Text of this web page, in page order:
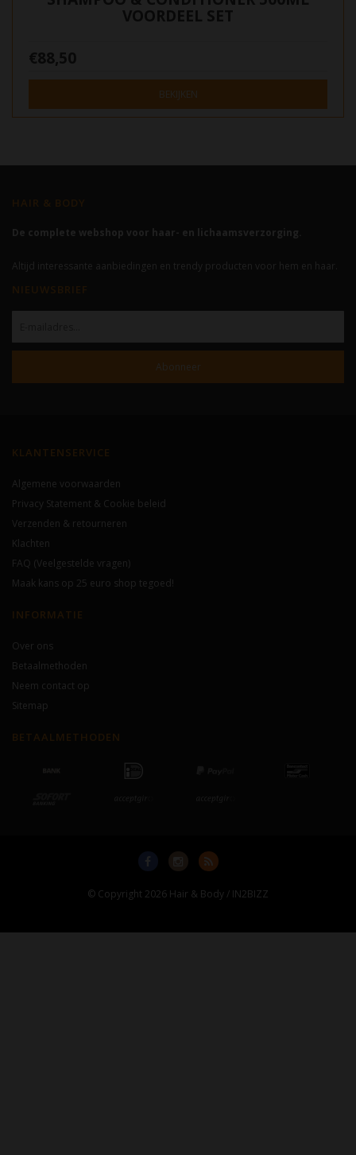
VOORDEEL SET
€88,50
BEKIJKEN
HAIR & BODY
De complete webshop voor haar- en lichaamsverzorging.
Altijd interessante aanbiedingen en trendy producten voor hem en haar.
NIEUWSBRIEF
Abonneer
KLANTENSERVICE
Algemene voorwaarden
Privacy Statement & Cookie beleid
Verzenden & retourneren
Klachten
FAQ (Veelgestelde vragen)
Maak kans op 25 euro shop tegoed!
INFORMATIE
Over ons
Betaalmethoden
Neem contact op
Sitemap
BETAALMETHODEN
© Copyright 2026 Hair & Body / IN2BIZZ